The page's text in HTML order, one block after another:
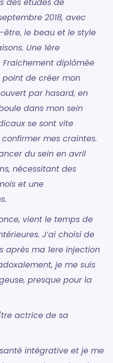
des études de
2018, avec
être, le beau et le style
Une 1ère
diplômée
point de créer mon
par hasard, en
dans mon sein
se sont vite
mes craintes.
du sein en avril
nécessitant des
et une
vient le temps de
J’ai choisi de
après ma 1ere injection
je me suis
presque pour la
actrice de sa
intégrative et je me